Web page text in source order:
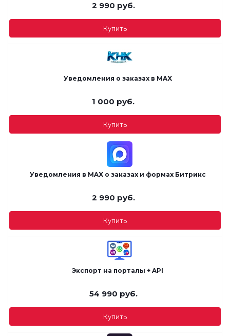
2 990 руб.
Купить
Уведомления о заказах в MAX
1 000 руб.
Купить
Уведомления в MAX о заказах и формах Битрикс
2 990 руб.
Купить
Экспорт на порталы + API
54 990 руб.
Купить